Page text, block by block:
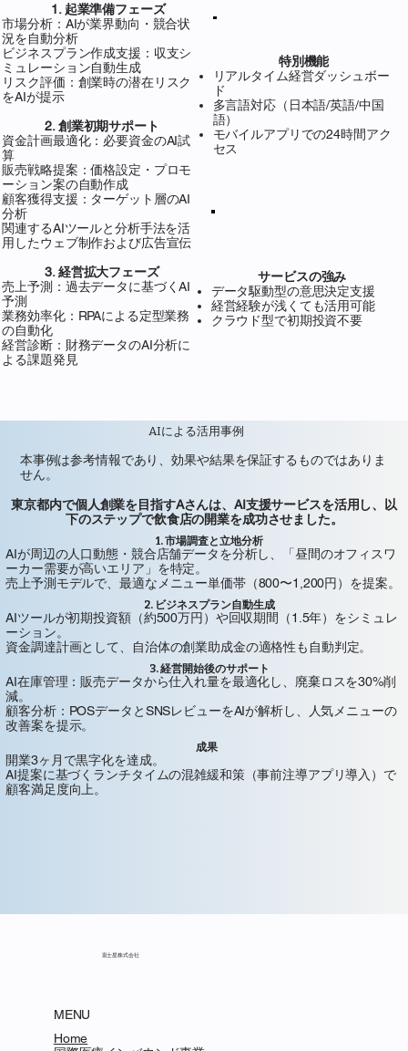
1. 起業準備フェーズ
市場分析：AIが業界動向・競合状
況を自動分析
ビジネスプラン作成支援：収支シ
ミュレーション自動生成
リスク評価：創業時の潜在リスク
をAIが提示
2. 創業初期サポート
資金計画最適化：必要資金のAI試
算
販売戦略提案：価格設定・プロモ
ーション案の自動作成
顧客獲得支援：ターゲット層のAI
分析
関連するAIツールと分析手法を活
用したウェブ制作および広告宣伝
3. 経営拡大フェーズ
売上予測：過去データに基づくAI
予測
業務効率化：RPAによる定型業務
の自動化
経営診断：財務データのAI分析に
よる課題発見
特別機能
リアルタイム経営ダッシュボー
ド
多言語対応（日本語/英語/中国
語）
モバイルアプリでの24時間アク
セス
サービスの強み
データ駆動型の意思決定支援
経営経験が浅くても活用可能
クラウド型で初期投資不要
AIによる活用事例
本事例は参考情報であり、効果や結果を保証するものではありま
せん。
東京都内で個人創業を目指すAさんは、AI支援サービスを活用し、以
下のステップで飲食店の開業を成功させました。
1. 市場調査と立地分析
AIが周辺の人口動態・競合店舗データを分析し、「昼間のオフィスワ
ーカー需要が高いエリア」を特定。
売上予測モデルで、最適なメニュー単価帯（800〜1,200円）を提案。
2. ビジネスプラン自動生成
AIツールが初期投資額（約500万円）や回収期間（1.5年）をシミュレ
ーション。
資金調達計画として、自治体の創業助成金の適格性も自動判定。
3. 経営開始後のサポート
AI在庫管理：販売データから仕入れ量を最適化し、廃棄ロスを30%削
減。
顧客分析：POSデータとSNSレビューをAIが解析し、人気メニューの
改善案を提示。
成果
開業3ヶ月で黒字化を達成。
AI提案に基づくランチタイムの混雑緩和策（事前注導アプリ導入）で
顧客満足度向上。
富士星株式会社
MENU
Home